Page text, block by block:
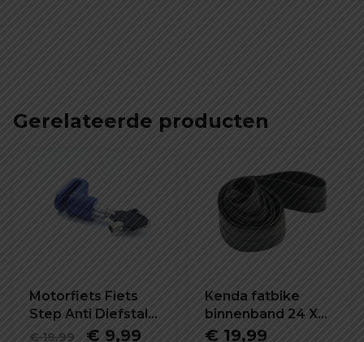
Gerelateerde producten
Motorfiets Fiets
Step Anti Diefstal
Schijfrem Slot
€19,99 Oorspronkelijke
€ 9,99 Huidige
Kenda fatbike
binnenband 24 X
4.0 inch K1188
€ 19,99